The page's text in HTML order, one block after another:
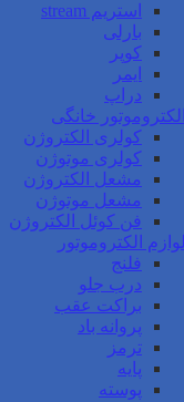
استریم stream
بارلی
کوپر
ایمر
دراپ
الکتروموتور خانگی
کولری الکتروژن
کولری موتوژن
مشعل الکتروژن
مشعل موتوژن
فن کوئل الکتروژن
لوازم الکتروموتور
فلنج
درب جلو
براکت عقب
پروانه باد
ترمز
پایه
پوسته